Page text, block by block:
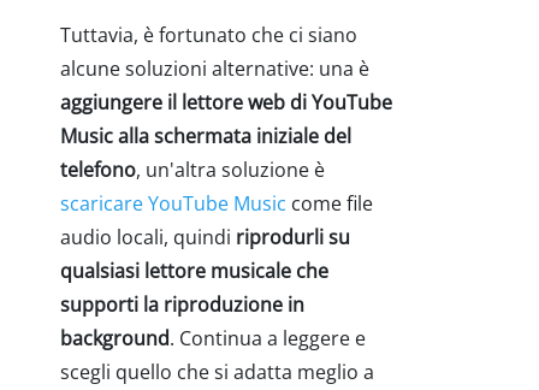
Tuttavia, è fortunato che ci siano
alcune soluzioni alternative: una è
aggiungere il lettore web di YouTube
Music alla schermata iniziale del
telefono, un'altra soluzione è
scaricare YouTube Music come file
audio locali, quindi riprodurli su
qualsiasi lettore musicale che
supporti la riproduzione in
background. Continua a leggere e
scegli quello che si adatta meglio a